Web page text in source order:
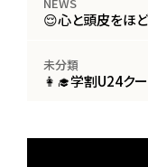
😌心と頭皮をほ
未分類
👩‍🎓学割U24ク